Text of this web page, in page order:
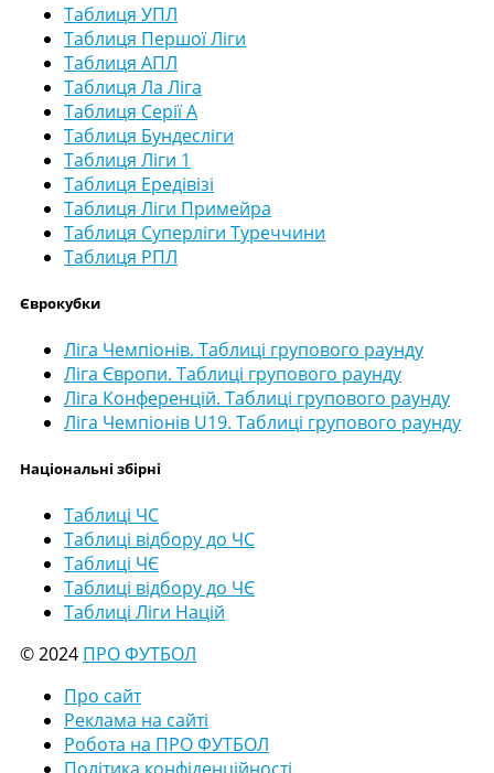
Таблиця УПЛ
Таблиця Першої Ліги
Таблиця АПЛ
Таблиця Ла Ліга
Таблиця Серії А
Таблиця Бундесліги
Таблиця Ліги 1
Таблиця Ередівізі
Таблиця Ліги Примейра
Таблиця Суперліги Туреччини
Таблиця РПЛ
Єврокубки
Ліга Чемпіонів. Таблиці групового раунду
Ліга Європи. Таблиці групового раунду
Ліга Конференцій. Таблиці групового раунду
Ліга Чемпіонів U19. Таблиці групового раунду
Національні збірні
Таблиці ЧС
Таблиці відбору до ЧС
Таблиці ЧЄ
Таблиці відбору до ЧЄ
Таблиці Ліги Націй
© 2024 ПРО ФУТБОЛ
Про сайт
Реклама на сайті
Робота на ПРО ФУТБОЛ